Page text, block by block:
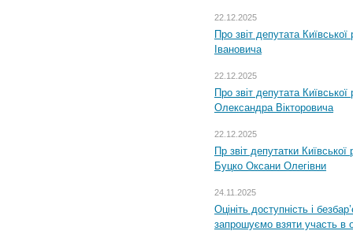
22.12.2025
Про звіт депутата
Івановича
22.12.2025
Про звіт депутата
Олександра Вікторовича
22.12.2025
Пр звіт депутатки
Буцко Оксани Олегівни
24.11.2025
Оцініть доступність і
запрошуємо взяти участь в